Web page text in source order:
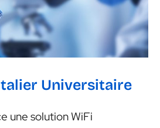
Universitaire
une solution WiFi